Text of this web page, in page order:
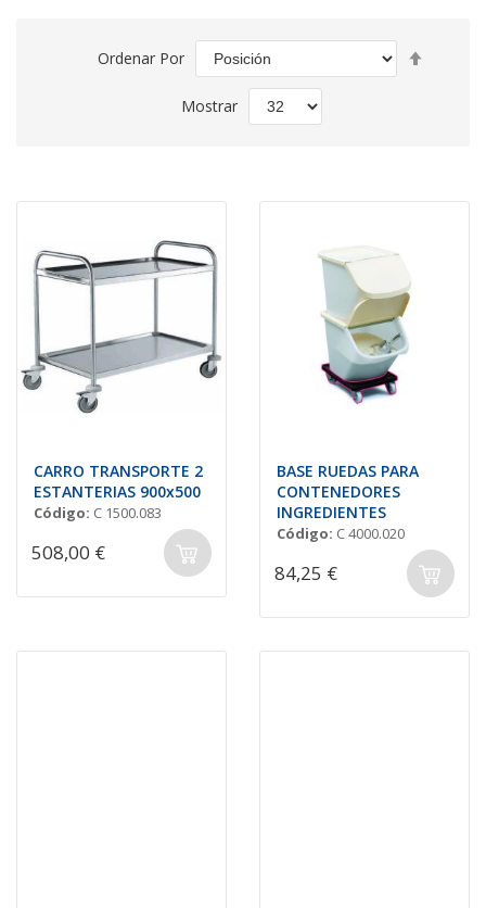
Ordenar Por
Mostrar
CARRO TRANSPORTE 2
ESTANTERIAS 900x500
Código: C 1500.083
508,00 €
BASE RUEDAS PARA
CONTENEDORES
INGREDIENTES
Código: C 4000.020
84,25 €